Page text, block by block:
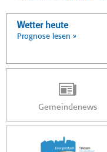
Wetter heute
Prognose lesen »
Gemeindenews